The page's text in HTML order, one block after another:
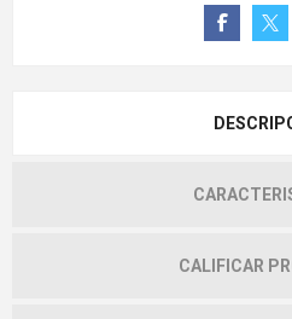
CALIFICAR